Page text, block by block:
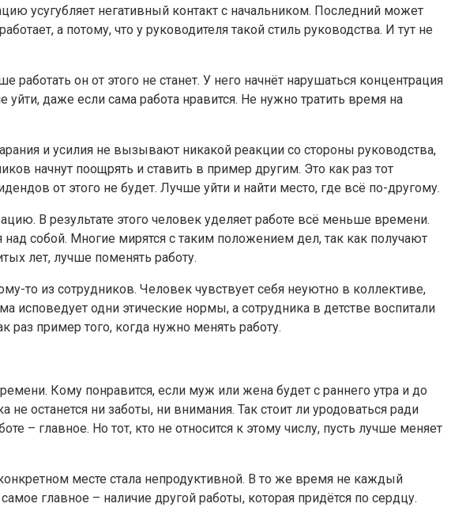
усугубляет негативный контакт с начальником. Последний может
а потому, что у руководителя такой стиль руководства. И тут не
он от этого не станет. У него начнёт нарушаться концентрация
даже если сама работа нравится. Не нужно тратить время на
и усилия не вызывают никакой реакции со стороны руководства,
начнут поощрять и ставить в пример другим. Это как раз тот
от этого не будет. Лучше уйти и найти место, где всё по-другому.
В результате этого человек уделяет работе всё меньше времени.
собой. Многие мирятся с таким положением дел, так как получают
лет, лучше поменять работу.
то из сотрудников. Человек чувствует себя неуютно в коллективе,
исповедует одни этические нормы, а сотрудника в детстве воспитали
раз пример того, когда нужно менять работу.
Кому понравится, если муж или жена будет с раннего утра и до
останется ни заботы, ни внимания. Так стоит ли уродоваться ради
– главное. Но тот, кто не относится к этому числу, пусть лучше меняет
месте стала непродуктивной. В то же время не каждый
главное – наличие другой работы, которая придётся по сердцу.